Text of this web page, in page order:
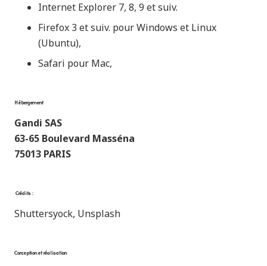
Internet Explorer 7, 8, 9 et suiv.
Firefox 3 et suiv. pour Windows et Linux
(Ubuntu),
Safari pour Mac,
Hébergement
Gandi SAS
63-65 Boulevard Masséna
75013 PARIS
Crédits :
Shuttersyock, Unsplash
Conception et réalisation